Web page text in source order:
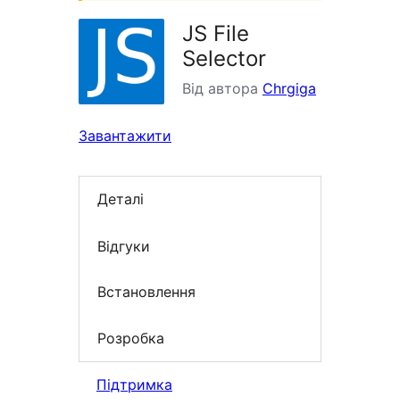
JS File
Selector
Від автора Chrgiga
Завантажити
Деталі
Відгуки
Встановлення
Розробка
Підтримка